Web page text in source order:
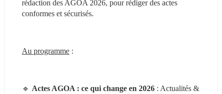
rédaction des AGOA 2026, pour rédiger des actes
conformes et sécurisés.
Au programme :
🔹 Actes AGOA : ce qui change en 2026 : Actualités &